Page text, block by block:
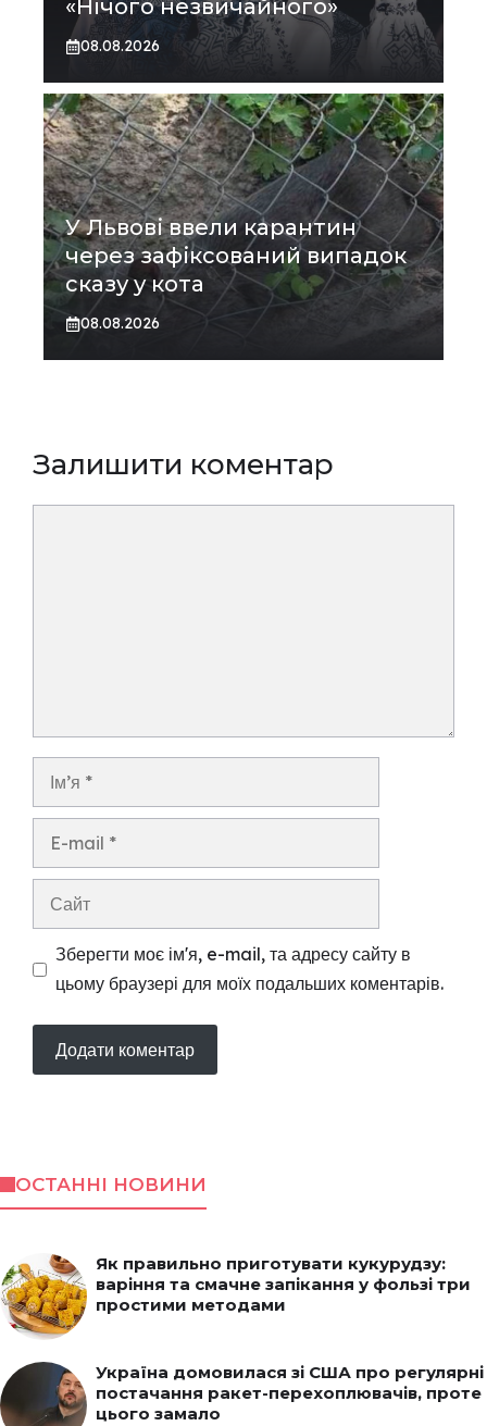
«Нічого незвичайного»
08.08.2026
У Львові ввели карантин
через зафіксований випадок
сказу у кота
08.08.2026
Залишити коментар
Ім’я
Сайт
Зберегти моє ім'я, e-mail, та адресу сайту в
цьому браузері для моїх подальших коментарів.
ОСТАННІ НОВИНИ
Як правильно приготувати кукурудзу:
варіння та смачне запікання у фользі три
простими методами
Україна домовилася зі США про регулярні
постачання ракет-перехоплювачів, проте
цього замало